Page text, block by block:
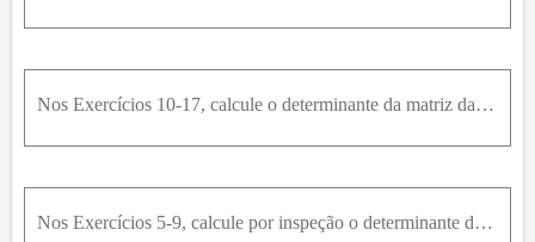
Nos Exercícios 10-17, calcule o determinante da matriz dada reduzindo a matriz à forma escalonada por linhas.14.1 - 2315 - 963 - 12 - 6 - 22861
Nos Exercícios 5-9, calcule por inspeção o determinante da matriz elementar dada.7. 1 0 0 0 0 0 1 0 0 1 0 0 0 0 0 1